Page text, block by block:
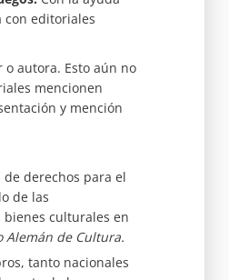
con editoriales
autora. Esto aún no
mencionen
y mención
derechos para el
de las
culturales en
Alemán de Cultura.
tanto nacionales